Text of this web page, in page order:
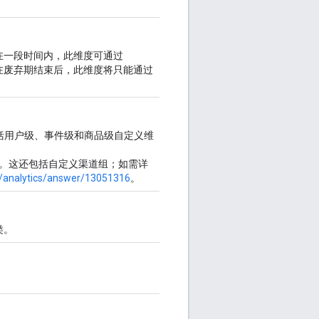
段时间内，此维度可通过
废弃期结束后，此维度将只能通过
户级、事件级和商品级自定义维
。这还包括自定义渠道组；如需详
answer/13051316。